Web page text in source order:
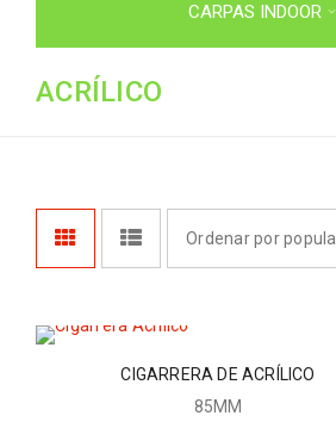
CARPAS INDOOR
ACRÍLICO
Ordenar por
CIGARRERA DE ACRÍLICO
85MM